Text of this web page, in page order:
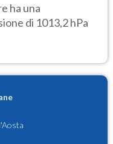
ha una
di 1013,2 hPa